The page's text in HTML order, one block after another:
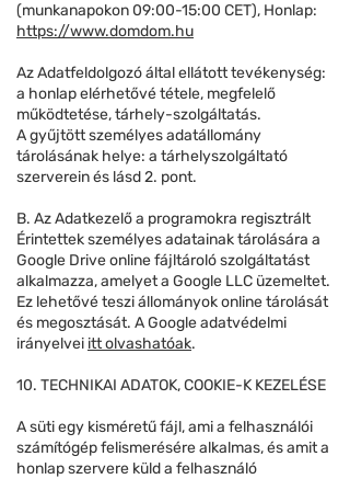
(munkanapokon 09:00-15:00 CET), Honlap:
https://www.domdom.hu
Az Adatfeldolgozó által ellátott tevékenység:
a honlap elérhetővé tétele, megfelelő
működtetése, tárhely-szolgáltatás.
A gyűjtött személyes adatállomány
tárolásának helye: a tárhelyszolgáltató
szerverein és lásd 2. pont.
B. Az Adatkezelő a programokra regisztrált
Érintettek személyes adatainak tárolására a
Google Drive online fájltároló szolgáltatást
alkalmazza, amelyet a Google LLC üzemeltet.
Ez lehetővé teszi állományok online tárolását
és megosztását. A Google adatvédelmi
irányelvei itt olvashatóak.
10. TECHNIKAI ADATOK, COOKIE-K KEZELÉSE
A süti egy kisméretű fájl, ami a felhasználói
számítógép felismerésére alkalmas, és amit a
honlap szervere küld a felhasználó